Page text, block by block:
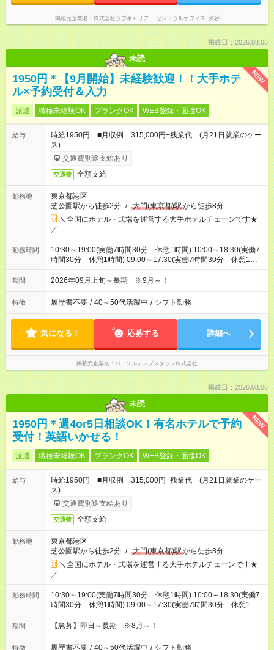
掲載元企業名 株式会社ラブキャリア セントラルオフィス_渋谷
掲載日：2026.08.06
未読
NEW
1950円＊【9月開始】未経験歓迎！！大手ホテ
ル×予約受付＆入力
派遣 職種未経験OK ブランクOK WEB登録・面接OK
給与
時給1950円 ■月収例 315,000円+残業代 (月21日就業のケー
ス)
交通費別途支給あり
交通費 全額支給
勤務地
東京都港区
芝公園駅から徒歩2分 / 大門(東京都)駅から徒歩8分
＼全国にホテル・式場を運営する大手ホテルチェーンです★
／
勤務時間
10:30～19:00(実働7時間30分 休憩1時間) 10:00～18:30(実働7
時間30分 休憩1時間) 09:00～17:30(実働7時間30分 休憩1時
間) ※9:00～20:30の中で実働7.5時間のシフト制です。
期間 2026年09月上旬～長期 ※9月～！
特徴 履歴書不要 / 40～50代活躍中 / シフト勤務
気になる！ 応募する 詳細へ
掲載元企業名 パーソルテンプスタッフ株式会社
掲載日：2026.08.06
未読
NEW
1950円＊週4or5日相談OK！有名ホテルで予約
受付！英語いかせる！
派遣 職種未経験OK ブランクOK WEB登録・面接OK
給与
時給1950円 ■月収例 315,000円+残業代 (月21日就業のケー
ス)
交通費別途支給あり
交通費 全額支給
勤務地
東京都港区
芝公園駅から徒歩2分 / 大門(東京都)駅から徒歩8分
＼全国にホテル・式場を運営する大手ホテルチェーンです★
／
勤務時間
10:30～19:00(実働7時間30分 休憩1時間) 10:00～18:30(実働7
時間30分 休憩1時間) 09:00～17:30(実働7時間30分 休憩1時
間) ※9:00～20:30の中で実働7.5時間のシフト制です。
期間 【急募】即日～長期 ※8月～！
特徴 履歴書不要 / 40～50代活躍中 / シフト勤務